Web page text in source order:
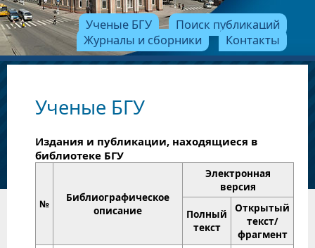
Ученые БГУ
Поиск публикаций
Журналы и сборники
Контакты
Ученые БГУ
Издания и публикации, находящиеся в
библиотеке БГУ
№
Библиографическое
описание
Электронная
версия
Полный
текст
Открытый
текст/
фрагмент